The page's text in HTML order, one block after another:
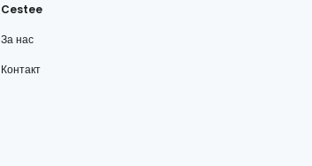
Cestee
За нас
Контакт